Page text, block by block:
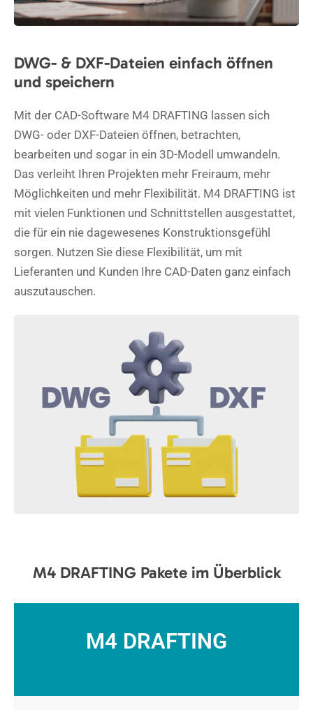
DWG- & DXF-Dateien einfach öffnen
und speichern
Mit der CAD-Software M4 DRAFTING lassen sich
DWG- oder DXF-Dateien öffnen, betrachten,
bearbeiten und sogar in ein 3D-Modell umwandeln.
Das verleiht Ihren Projekten mehr Freiraum, mehr
Möglichkeiten und mehr Flexibilität. M4 DRAFTING ist
mit vielen Funktionen und Schnittstellen ausgestattet,
die für ein nie dagewesenes Konstruktionsgefühl
sorgen. Nutzen Sie diese Flexibilität, um mit
Lieferanten und Kunden Ihre CAD-Daten ganz einfach
auszutauschen.
M4 DRAFTING Pakete im Überblick
M4 DRAFTING